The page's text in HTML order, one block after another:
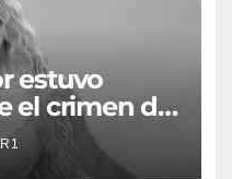
estuvo
el crimen de